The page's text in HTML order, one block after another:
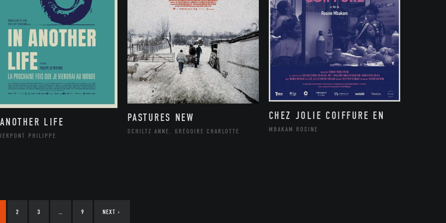
LIFE
PHILIPPE
PASTURES NEW
SCHILTZ ANNE, GRÉGOIRE CHARLOTTE
CHEZ JOLIE COIFFURE EN
MBAKAM ROSINE
2 3 … 9 NEXT ›